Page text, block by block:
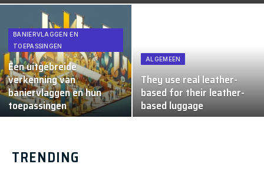
BANIERVLAGGEN EN
TOEPASSINGEN
Een uitgebreide
verkenning van
baniervlaggen en hun
toepassingen
ALGEMEEN
They use real leather-
based for their leather-
based luggage
TRENDING